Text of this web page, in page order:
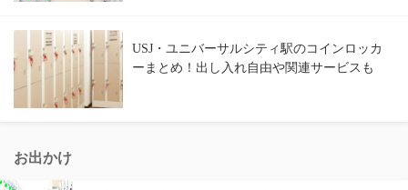
USJ・ユニバーサルシティ駅のコインロッカ
ーまとめ！出し入れ自由や関連サービスも
お出かけ